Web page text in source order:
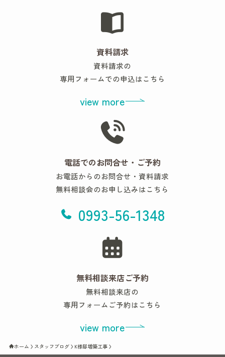
資料請求
資料請求の
専用フォームでの申込はこちら
view more
電話でのお問合せ・ご予約
お電話からのお問合せ・資料請求
無料相談会のお申し込みはこちら
0993-56-1348
無料相談来店ご予約
無料相談来店の
専用フォームご予約はこちら
view more
ホーム スタッフブログ K様邸増築工事